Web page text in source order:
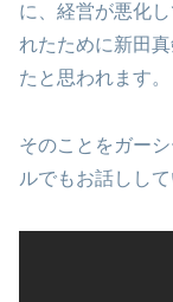
に、経営が悪化
れたために新田
たと思われます。
そのことをガー
ルでもお話しして